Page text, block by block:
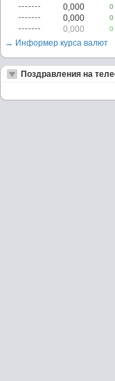
0,000
0
0,000
0
0,000
0
→ Информер курса валют
Поздравления на